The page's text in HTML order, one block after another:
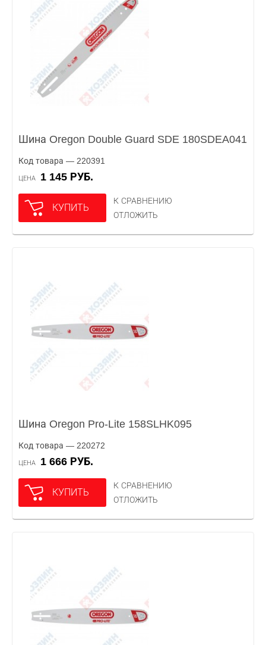
Шина Oregon Double Guard SDE 180SDEA041
Код товара — 220391
ЦЕНА 1 145 РУБ.
КУПИТЬ
К СРАВНЕНИЮ
ОТЛОЖИТЬ
Шина Oregon Pro-Lite 158SLHK095
Код товара — 220272
ЦЕНА 1 666 РУБ.
КУПИТЬ
К СРАВНЕНИЮ
ОТЛОЖИТЬ